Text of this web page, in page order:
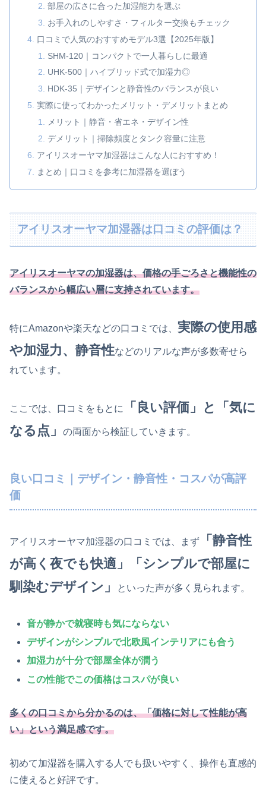
部屋の広さに合った加湿能力を選ぶ
お手入れのしやすさ・フィルター交換もチェック
口コミで人気のおすすめモデル3選【2025年版】
SHM-120｜コンパクトで一人暮らしに最適
UHK-500｜ハイブリッド式で加湿力◎
HDK-35｜デザインと静音性のバランスが良い
実際に使ってわかったメリット・デメリットまとめ
メリット｜静音・省エネ・デザイン性
デメリット｜掃除頻度とタンク容量に注意
アイリスオーヤマ加湿器はこんな人におすすめ！
まとめ｜口コミを参考に加湿器を選ぼう
アイリスオーヤマ加湿器は口コミの評価は？
アイリスオーヤマの加湿器は、価格の手ごろさと機能性の
バランスから幅広い層に支持されています。
特にAmazonや楽天などの口コミでは、 実際の使用感
や加湿力、静音性などのリアルな声が多数寄せら
れています。
ここでは、口コミをもとに
「良い評価」と「気に
なる点」
の両面から検証していきます。
良い口コミ｜デザイン・静音性・コスパが高評
価
アイリスオーヤマ加湿器の口コミでは、まず
「静音性
が高く夜でも快適」「シンプルで部屋に
馴染むデザイン」
といった声が多く見られます。
音が静かで就寝時も気にならない
デザインがシンプルで北欧風インテリアにも合う
加湿力が十分で部屋全体が潤う
この性能でこの価格はコスパが良い
多くの口コミから分かるのは、「価格に対して性能が高
い」という満足感です。
初めて加湿器を購入する人でも扱いやすく、操作も直感的
に使えると好評です。